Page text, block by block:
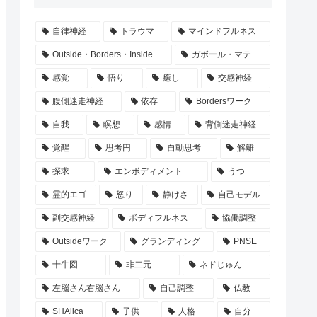
自律神経 トラウマ マインドフルネス
Outside・Borders・Inside ガボール・マテ
感覚 悟り 癒し 交感神経
腹側迷走神経 依存 Bordersワーク
自我 瞑想 感情 背側迷走神経
覚醒 思考円 自動思考 解離
探求 エンボディメント うつ
霊的エゴ 怒り 静けさ 自己モデル
副交感神経 ボディフルネス 協働調整
Outsideワーク グランディング PNSE
十牛図 非二元 ネドじゅん
左脳さん右脳さん 自己調整 仏教
SHAlica 子供 人格 自分